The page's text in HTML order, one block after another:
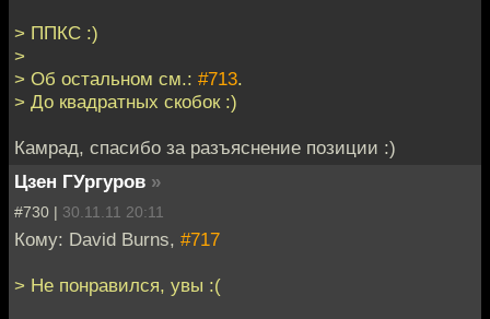
> ППКС :)
>
> Об остальном см.: #713.
> До квадратных скобок :)
Камрад, спасибо за разъяснение позиции :)
Цзен ГУргуров »
#730 | 30.11.11 20:11
Кому: David Burns, #717
> Не понравился, увы :(